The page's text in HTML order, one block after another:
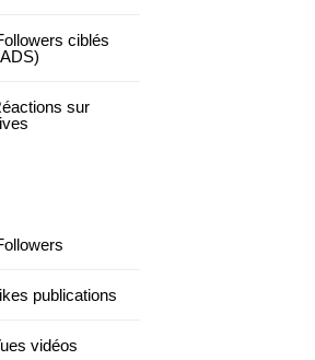
ciblés
sur
publications
vidéos